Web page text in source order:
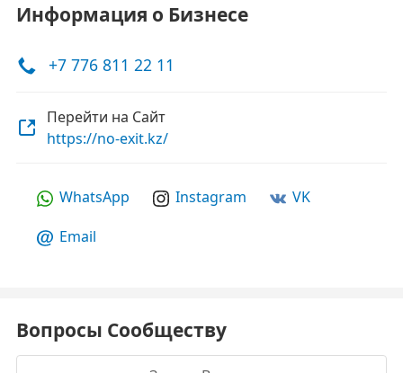
Информация о Бизнесе
+7 776 811 22 11
Перейти на Сайт
https://no-exit.kz/
WhatsApp Instagram
VK
Email
Вопросы Сообществу